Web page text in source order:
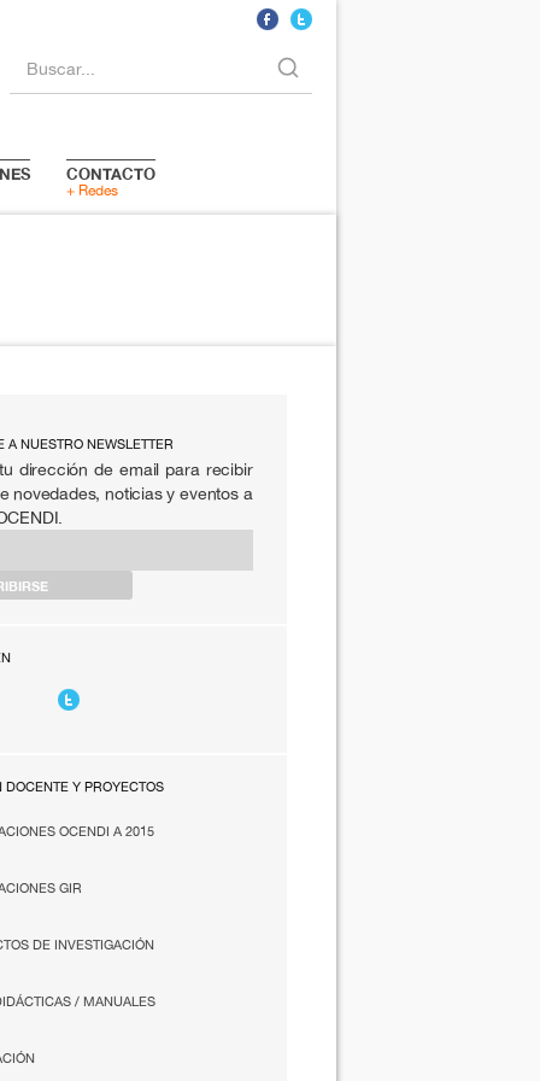
Buscar...
CONTACTO
+ Redes
A NUESTRO NEWSLETTER
dirección de email para recibir
novedades, noticias y eventos a
DOCENTE Y PROYECTOS
OCENDI A 2015
GIR
DE INVESTIGACIÓN
/ MANUALES